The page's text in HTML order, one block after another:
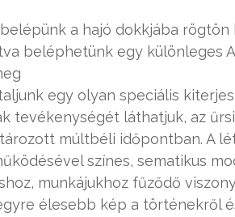
a hajó dokkjába
beléphetünk egy különleges
egy olyan speciális
tevékenységét láthatjuk, az
múltbéli időpontban. A
színes, sematikus
munkájukhoz fűződő
élesebb kép a történekről